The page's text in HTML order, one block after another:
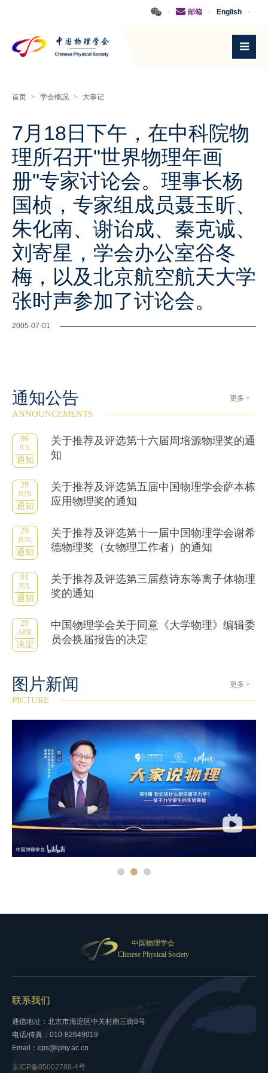
·
English
·
邮箱
·
首页 > 学会概况 > 大事记
7月18日下午，在中科院物
理所召开"世界物理年画
册"专家讨论会。理事长杨
国桢，专家组成员聂玉昕、
朱化南、谢诒成、秦克诚、
刘寄星，学会办公室谷冬
梅，以及北京航空航天大学
张时声参加了讨论会。
2005-07-01
通知公告 更多 +
ANNOUNCEMENTS
06
JUL
通知
关于推荐及评选第十六届周培源物理奖的通
知
29
JUN
通知
关于推荐及评选第五届中国物理学会萨本栋
应用物理奖的通知
29
JUN
通知
关于推荐及评选第十一届中国物理学会谢希
德物理奖（女物理工作者）的通知
01
JUL
通知
关于推荐及评选第三届蔡诗东等离子体物理
奖的通知
29
APR
决定
中国物理学会关于同意《大学物理》编辑委
员会换届报告的决定
更多 +
图片新闻
PICTURE
中国物理学会
Chinese Physical Society
联系我们
通信地址：北京市海淀区中关村南三街8号
电话/传真：010-82649019
Email：cps@iphy.ac.cn
京ICP备05002789-4号